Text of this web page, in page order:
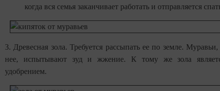
когда вся семья заканчивает работать и отправляется
3. Древесная зола. Требуется рассыпать ее по земле.
нее, испытывают зуд и жжение. К тому же зола
удобрением.